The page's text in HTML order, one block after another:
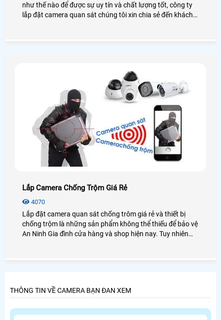
như thế nào để được sự uy tín và chất lượng tốt, công ty
lắp đặt camera quan sát chúng tôi xin chia sẻ đến khách
Lắp Camera Chống Trộm Giá Rẻ
4070
Lắp đặt camera quan sát chống trôm giá rẻ và thiết bị
chống trộm là những sản phẩm không thể thiếu để bảo vệ
An Ninh Gia đình cửa hàng và shop hiện nay. Tuy nhiên
THÔNG TIN VỀ CAMERA BẠN ĐAN XEM